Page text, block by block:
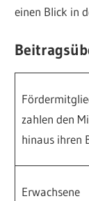
einen Blick in
zahlen den
hinaus ihren
Erwachsene